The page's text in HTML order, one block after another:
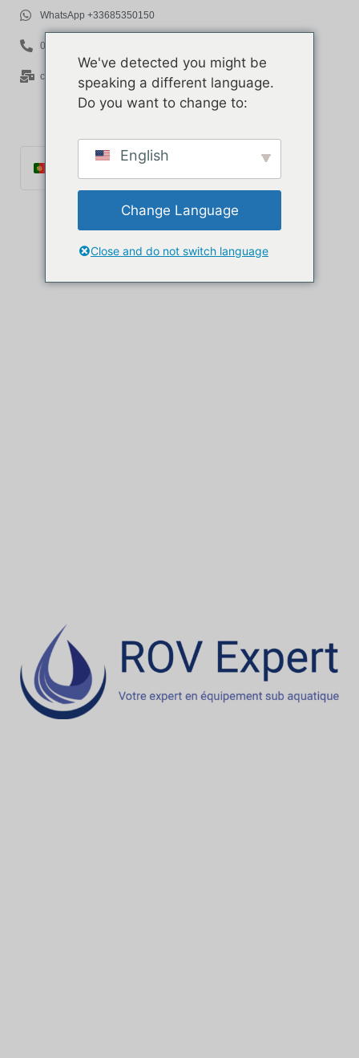
WhatsApp +33685350150
06 85 35 01 50
contact@rov-expert.com
Français
Español
We've detected you might be
speaking a different language.
Do you want to change to:
English
Change Language
Close and do not switch language